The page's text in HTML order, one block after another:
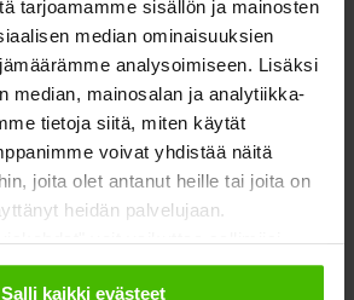
tarjoamamme sisällön ja mainosten
median ominaisuuksien
analysoimiseen. Lisäksi
median, mainosalan ja analytiikka-
tietoja siitä, miten käytät
voivat yhdistää näitä
joita olet antanut heille tai joita on
heidän palvelujaan.
voit vaikuttaa sallimiisi
Salli kaikki evästeet
tämä uutinen: